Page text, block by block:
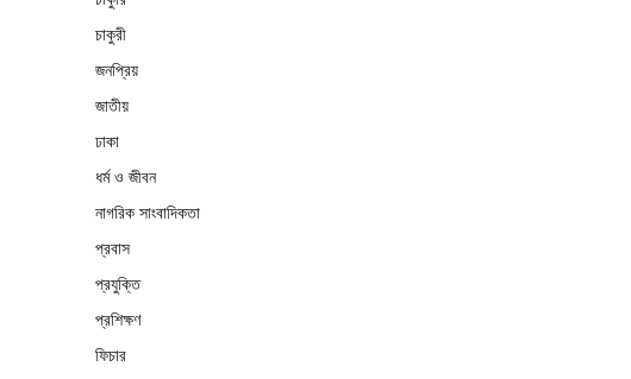
চাকুরী
জনপ্রিয়
জাতীয়
ঢাকা
ধর্ম ও জীবন
নাগরিক সাংবাদিকতা
প্রবাস
প্রযুক্তি
প্রশিক্ষণ
ফিচার